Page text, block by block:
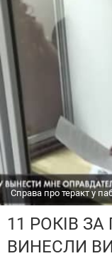
Справа про теракт у
11 РОКІВ
ВИНЕСЛИ